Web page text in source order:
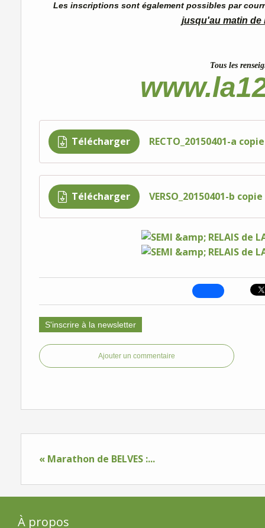
Les inscriptions sont également possibles par
jusqu'au matin de
Tous les
Télécharger RECTO_20150401-a copie
Télécharger VERSO_20150401-b copie
S'inscrire à la newsletter
Ajouter un commentaire
« Marathon de BELVES :...
À propos